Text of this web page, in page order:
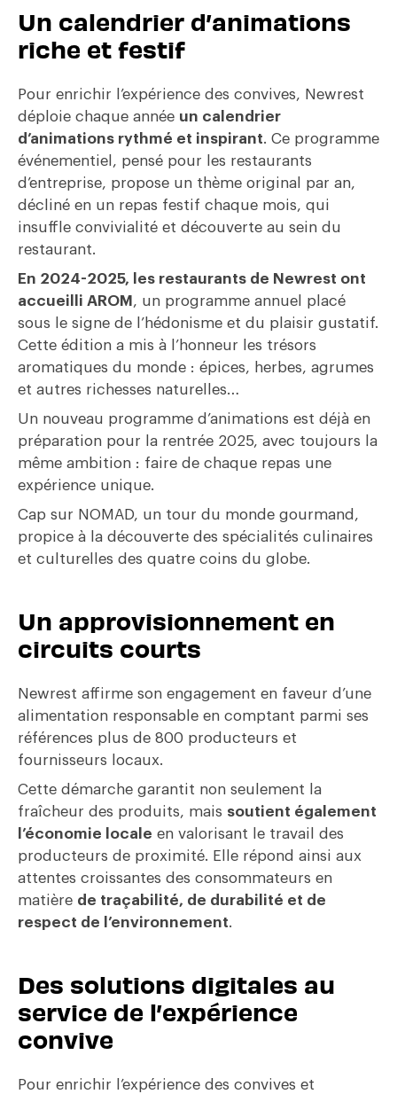
Un calendrier d’animations
riche et festif
Pour enrichir l’expérience des convives, Newrest
déploie chaque année un calendrier
d’animations rythmé et inspirant. Ce programme
événementiel, pensé pour les restaurants
d’entreprise, propose un thème original par an,
décliné en un repas festif chaque mois, qui
insuffle convivialité et découverte au sein du
restaurant.
En 2024-2025, les restaurants de Newrest ont
accueilli AROM , un programme annuel placé
sous le signe de l’hédonisme et du plaisir gustatif.
Cette édition a mis à l’honneur les trésors
aromatiques du monde : épices, herbes, agrumes
et autres richesses naturelles…
Un nouveau programme d’animations est déjà en
préparation pour la rentrée 2025, avec toujours la
même ambition : faire de chaque repas une
expérience unique.
Cap sur NOMAD, un tour du monde gourmand,
propice à la découverte des spécialités culinaires
et culturelles des quatre coins du globe.
Un approvisionnement en
circuits courts
Newrest affirme son engagement en faveur d’une
alimentation responsable en comptant parmi ses
références plus de 800 producteurs et
fournisseurs locaux.
Cette démarche garantit non seulement la
fraîcheur des produits, mais soutient également
l’économie locale en valorisant le travail des
producteurs de proximité. Elle répond ainsi aux
attentes croissantes des consommateurs en
matière de traçabilité, de durabilité et de
respect de l’environnement.
Des solutions digitales au
service de l’expérience
convive
Pour enrichir l’expérience des convives et